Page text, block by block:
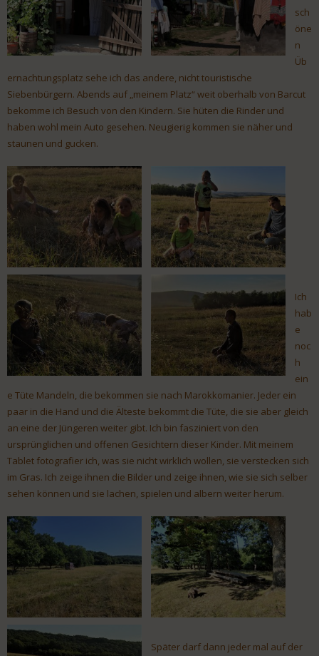
sch
öne
n
Üb
ernachtungsplatz sehe ich das andere, nicht touristische
Siebenbürgern. Abends auf „meinem Platz“ weit oberhalb von Barcut
bekomme ich Besuch von den Kindern. Sie hüten die Rinder und
haben wohl mein Auto gesehen. Neugierig kommen sie näher und
staunen und gucken.
Ich
hab
e
noc
h
ein
e Tüte Mandeln, die bekommen sie nach Marokkomanier. Jeder ein
paar in die Hand und die Älteste bekommt die Tüte, die sie aber gleich
an eine der Jüngeren weiter gibt. Ich bin fasziniert von den
ursprünglichen und offenen Gesichtern dieser Kinder. Mit meinem
Tablet fotografier ich, was sie nicht wirklich wollen, sie verstecken sich
im Gras. Ich zeige ihnen die Bilder und zeige ihnen, wie sie sich selber
sehen können und sie lachen, spielen und albern weiter herum.
Später darf dann jeder mal auf der